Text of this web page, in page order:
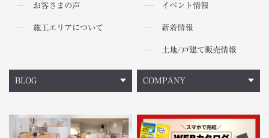
お客さまの声
施工エリアについて
イベント情報
新着情報
土地/戸建て販売情報
BLOG COMPANY